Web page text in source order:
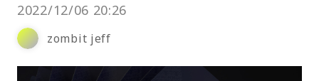
2022/12/06 20:26
zombit jeff